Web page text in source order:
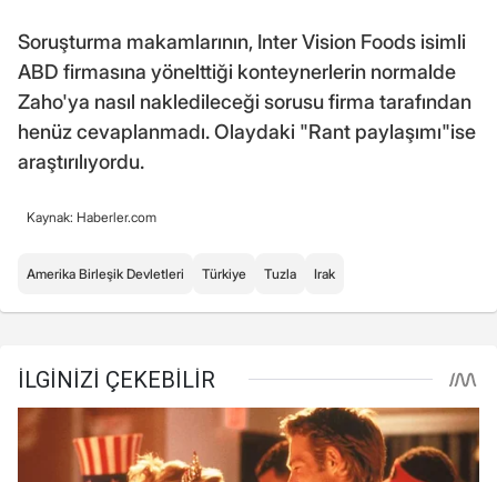
Soruşturma makamlarının, Inter Vision Foods isimli
ABD firmasına yönelttiği konteynerlerin normalde
Zaho'ya nasıl nakledileceği sorusu firma tarafından
henüz cevaplanmadı. Olaydaki "Rant paylaşımı"ise
araştırılıyordu.
Kaynak: Haberler.com
Amerika Birleşik Devletleri Türkiye Tuzla Irak